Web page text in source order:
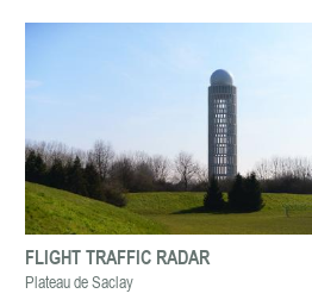
FLIGHT TRAFFIC RADAR
Plateau de Saclay